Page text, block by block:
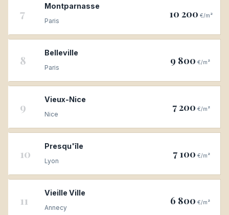
7
Montparnasse
Paris
10 200 €/m²
8
Belleville
Paris
9 800 €/m²
9
Vieux-Nice
Nice
7 200 €/m²
10
Presqu'île
Lyon
7 100 €/m²
11
Vieille Ville
Annecy
6 800 €/m²